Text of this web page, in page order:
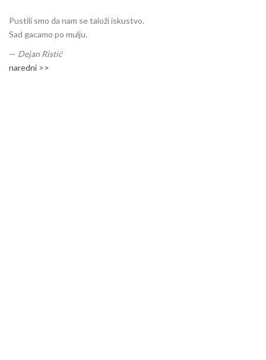
Pustili smo da nam se taloži iskustvo.
Sad gacamo po mulju.
— Dejan Ristić
naredni >>